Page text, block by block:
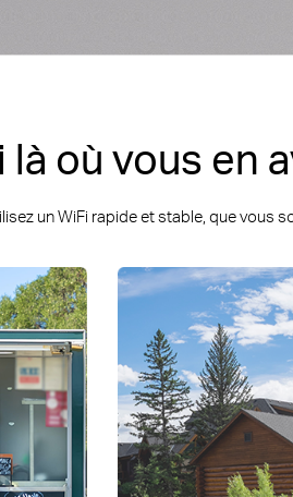
là où vous en
un WiFi rapide et stable, que vous